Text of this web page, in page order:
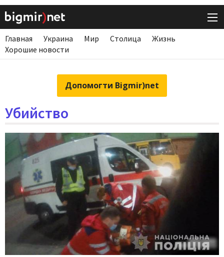
Главная Украина Мир Столица
Жизнь
Хорошие новости
Допомогти Bigmir)net
Убийство